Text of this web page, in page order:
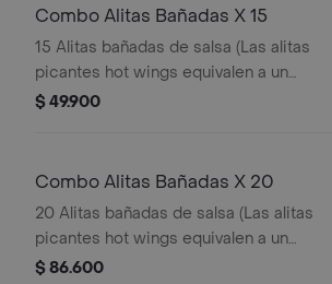
Combo Alitas Bañadas X 15
15 Alitas bañadas de salsa (Las alitas
picantes hot wings equivalen a un
trozo de ala) + 2 Papa Pequeña + 2
$ 49.900
Combo Alitas Bañadas X 20
20 Alitas bañadas de salsa (Las alitas
picantes hot wings equivalen a un
trozo de ala) + 3 Papa Pequeña + 1
$ 86.600